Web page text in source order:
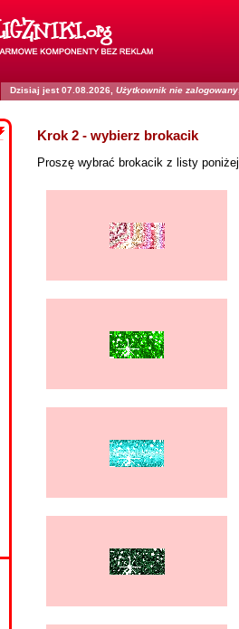
Dzisiaj jest 07.08.2026, Użytkownik nie zalogowany
Krok 2 - wybierz brokacik
Proszę wybrać brokacik z listy poniżej